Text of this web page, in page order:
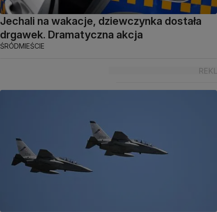
Jechali na wakacje, dziewczynka dostała
drgawek. Dramatyczna akcja
ŚRÓDMIEŚCIE